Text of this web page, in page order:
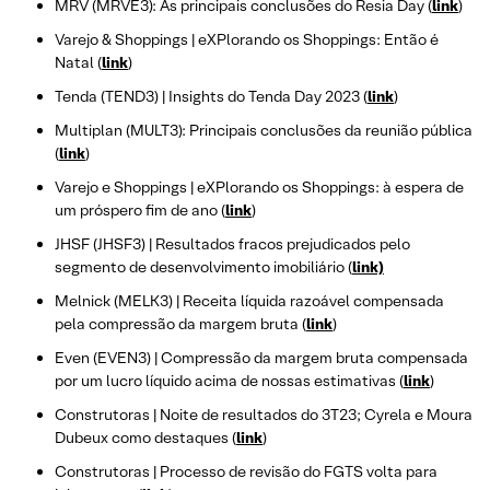
MRV (MRVE3): As principais conclusões do Resia Day (link)
Varejo & Shoppings | eXPlorando os Shoppings: Então é
Natal (link)
Tenda (TEND3) | Insights do Tenda Day 2023 (link)
Multiplan (MULT3): Principais conclusões da reunião pública
(link)
Varejo e Shoppings | eXPlorando os Shoppings: à espera de
um próspero fim de ano (link)
JHSF (JHSF3) | Resultados fracos prejudicados pelo
segmento de desenvolvimento imobiliário (link)
Melnick (MELK3) | Receita líquida razoável compensada
pela compressão da margem bruta (link)
Even (EVEN3) | Compressão da margem bruta compensada
por um lucro líquido acima de nossas estimativas (link)
Construtoras | Noite de resultados do 3T23; Cyrela e Moura
Dubeux como destaques (link)
Construtoras | Processo de revisão do FGTS volta para